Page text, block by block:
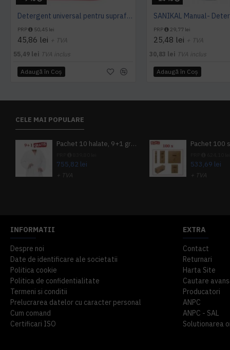
Detergent universal pentru suprafete, Professional Cleaner, Konga, 5 L
PRP 50,45 lei
45,86 lei + TVA
55,49 lei TVA inclus
Adaugă în Coş
PRP 29,77 lei
25,48 lei + TVA
30,83 lei TVA inclus
Adaugă în Coş
CELE MAI POPULARE
Pachet 10 halate, 9+1 gratuit
755,82 lei
+ TVA
533,69 lei
+ TVA
INFORMATII
Despre noi
Date de identificare ale societatii
Politica cookie
Politica de confidentialitate
Termeni si conditii
Prelucrarea datelor cu caracter personal
Cum comand
Certificari ISO
EXTRA
Contact
Returnari
Harta Site
Cautare
Producatori
ANPC
ANPC - SAL
Solutionarea